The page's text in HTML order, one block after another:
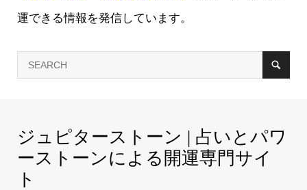
運できる情報を発信しています。
ジュピターストーン | 占いとパワ
ーストーンによる開運専門サイ
ト